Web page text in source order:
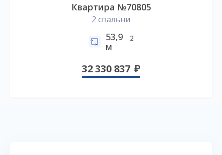
Квартира №70805
2 спальни
53,9
м
2
32 330 837